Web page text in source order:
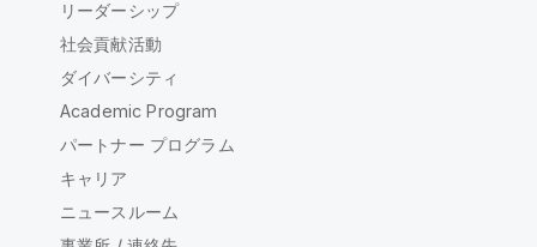
リーダーシップ
社会貢献活動
ダイバーシティ
Academic Program
パートナー プログラム
キャリア
ニュースルーム